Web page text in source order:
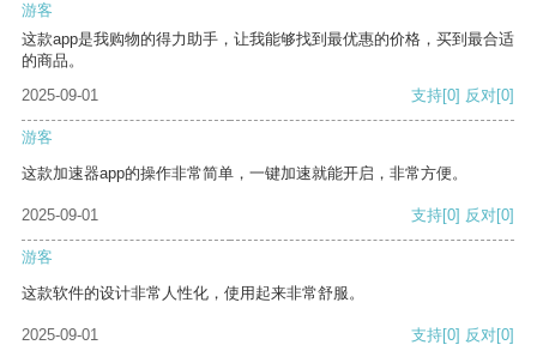
游客
这款app是我购物的得力助手，让我能够找到最优惠的价格，买到最合适
的商品。
2025-09-01
支持[0] 反对[0]
游客
这款加速器app的操作非常简单，一键加速就能开启，非常方便。
2025-09-01 支持[0] 反对[0]
游客
这款软件的设计非常人性化，使用起来非常舒服。
2025-09-01 支持[0] 反对[0]